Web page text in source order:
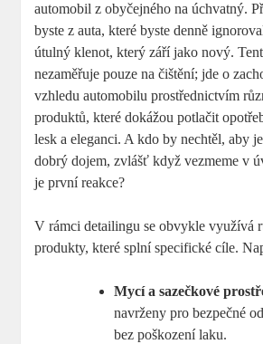
automobil ‍z ‍obyčejného na úchvatný.
byste ⁤z ​auta, které byste‌ denně
útulný klenot, který září ⁣jako nový.
nezaměřuje⁢ pouze na čištění; jde o
vzhledu automobilu prostřednictvím
produktů, které ‍dokážou potlačit
lesk a ‍eleganci. A‍ kdo by nechtěl,​ aby
dobrý ‍dojem, zvlášť když vezmeme v‌
je první reakce?
V rámci ‍detailingu se ​obvykle využívá⁤
produkty, ⁣které splní specifické cíle.
Mycí a⁤ sazečkové
navrženy pro bezpečné⁢
bez poškození laku.